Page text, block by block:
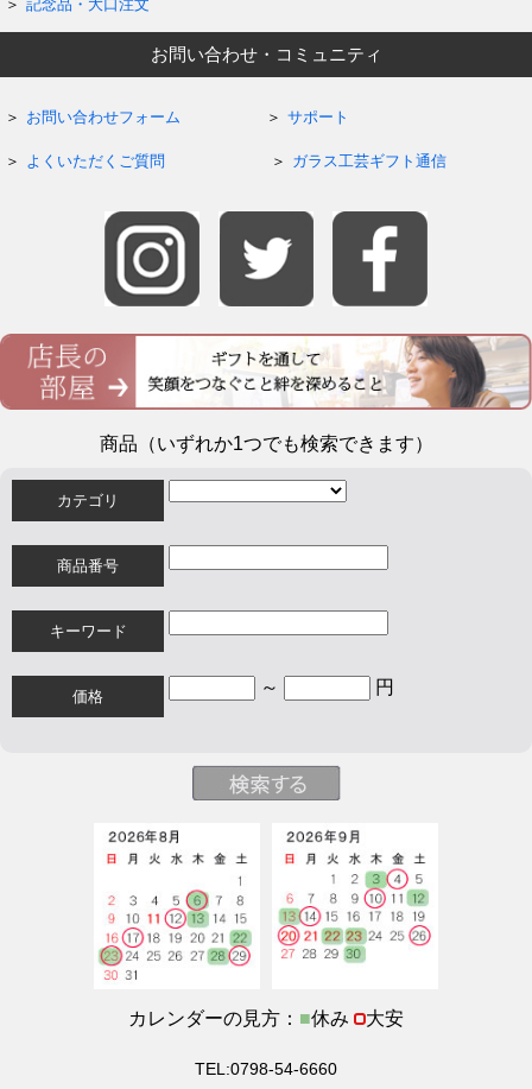
記念品・大口注文
お問い合わせ・コミュニティ
お問い合わせフォーム サポート
よくいただくご質問 ガラス工芸ギフト通信
商品（いずれか1つでも検索できます）
カテゴリ
商品番号
キーワード
価格 ～ 円
カレンダーの見方： ■休み 大安
TEL:0798-54-6660